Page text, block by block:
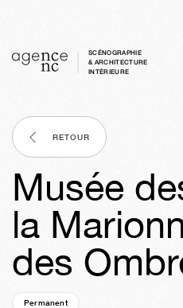
SCÉNOGRAPHIE
& ARCHITECTURE
INTÈRIEURE
RETOUR
Musée
la
des
Permanent